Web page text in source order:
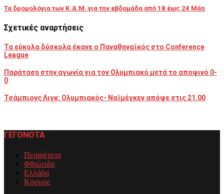
Τα δρομολόγια των Κ.Α.Μ. για την εβδομάδα από 18 έως 24 Μάη
Σχετικές αναρτήσεις
Τα εύκολα δύσκολα έκανε ο Παναθηναϊκός στο Conference
League
Παράταση στην αγωνία για τον Ολυμπιακό μετά το αποψινό 0-
0
Τσάμπιονς Λιγκ: Ολυμπιακός- Ναϊμέγκεν απόψε στις 21.00
ΓΕΓΟΝΟΤΑ
Περιφέρεια
Φθιώτιδα
Ελλάδα
Κόσμος